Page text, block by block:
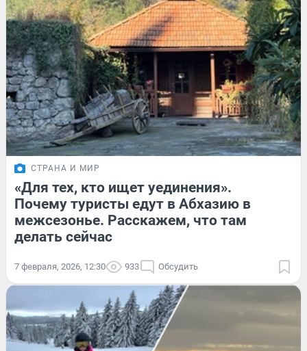
СТРАНА И МИР
«Для тех, кто ищет уединения».
Почему туристы едут в Абхазию в
межсезонье. Расскажем, что там
делать сейчас
7 февраля, 2026, 12:30 933 Обсудить